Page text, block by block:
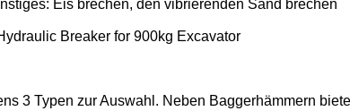
Eis brechen, den vibrierenden Sand brechen
3 Typen zur Auswahl. Neben Baggerhämmern